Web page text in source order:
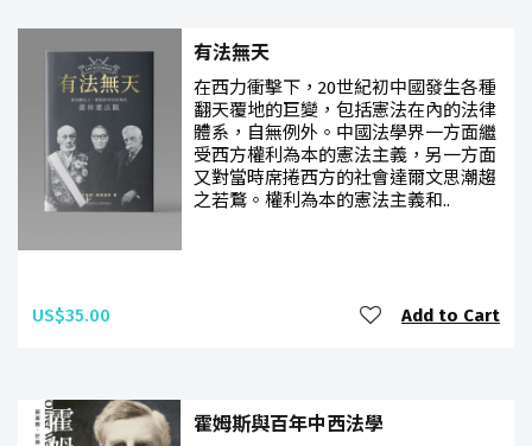
有法無天
在西力衝擊下，20世紀初中國發生各種
翻天覆地的巨變，包括憲法在內的法律
體系，自無例外。中國法學界一方面繼
受西方權利為本的憲法主義，另一方面
又對當時席捲西方的社會達爾文思潮趨
之若鶩。權利為本的憲法主義和..
US$35.00 Add to Cart
霍姆斯與百年中西法學